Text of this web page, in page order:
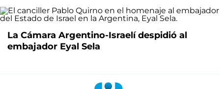
La Cámara Argentino-Israelí despidió al
embajador Eyal Sela